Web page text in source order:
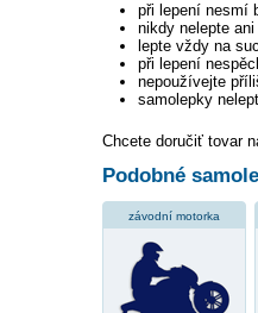
při lepení nesmí
nikdy nelepte
lepte vždy na
při lepení
nepoužívejte
samolepky
Chcete doručiť tovar
Podobné
závodní motorka